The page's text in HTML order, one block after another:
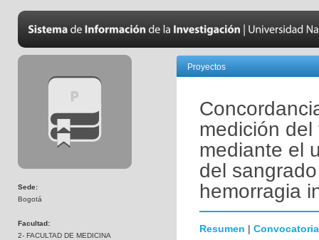
Sede:
Bogotá
Facultad:
2- FACULTAD DE MEDICINA
Proyectos
medición
mediante el
del
hemorragia
Resumen | Convocatoria